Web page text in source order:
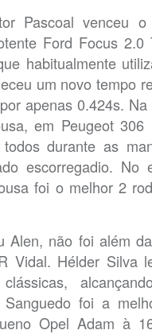
Pascoal venceu o
Ford Focus 2.0
habitualmente
um novo tempo
apenas 0.424s.
em Peugeot
durante as
escorregadio. No
foi o melhor 2
Alen, não foi além
Vidal. Hélder Silva
foi a
Opel Adam à